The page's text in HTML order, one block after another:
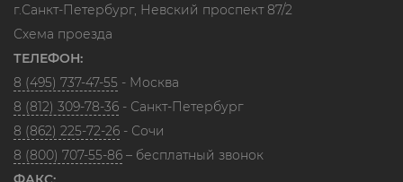
г.Санкт-Петербург, Невский проспект 87/2
Схема проезда
ТЕЛЕФОН:
8 (495) 737-47-55 - Москва
8 (812) 309-78-36 - Санкт-Петербург
8 (862) 225-72-26 - Сочи
8 (800) 707-55-86 – бесплатный звонок